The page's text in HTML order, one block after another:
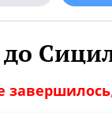
завершилось